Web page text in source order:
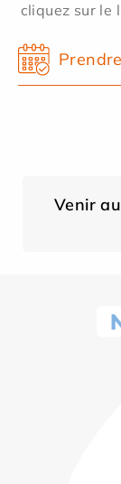
cliquez sur le
Venir